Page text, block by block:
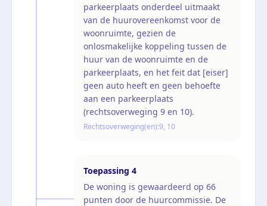
parkeerplaats onderdeel uitmaakt
van de huurovereenkomst voor de
woonruimte, gezien de
onlosmakelijke koppeling tussen de
huur van de woonruimte en de
parkeerplaats, en het feit dat [eiser]
geen auto heeft en geen behoefte
aan een parkeerplaats
(rechtsoverweging 9 en 10).
Rechtsoverweging(en):9, 10
Toepassing 4
De woning is gewaardeerd op 66
punten door de huurcommissie. De